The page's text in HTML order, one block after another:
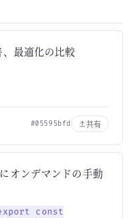
最適化の比較
#05595bfd 共有
オンデマンドの手動
const